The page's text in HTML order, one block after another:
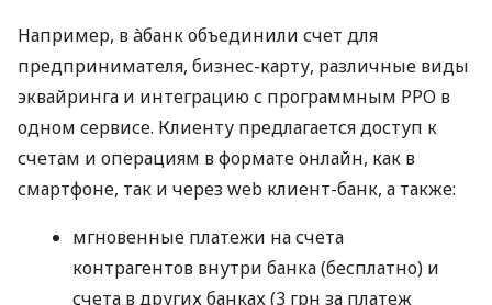
Например, в àбанк объединили счет для
предпринимателя, бизнес-карту, различные виды
эквайринга и интеграцию с программным РРО в
одном сервисе. Клиенту предлагается доступ к
счетам и операциям в формате онлайн, как в
смартфоне, так и через web клиент-банк, а также:
мгновенные платежи на счета
контрагентов внутри банка (бесплатно) и
счета в других банках (3 грн за платеж